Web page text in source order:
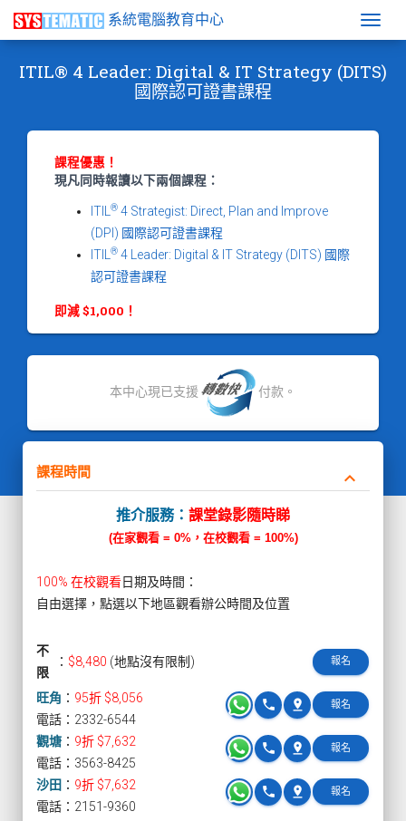
系統電腦教育中心
ITIL® 4 Leader: Digital & IT Strategy (DITS)
國際認可證書課程
課程優惠！
現凡同時報讀以下兩個課程：
ITIL ® 4 Strategist: Direct, Plan and Improve
(DPI) 國際認可證書課程
ITIL
® 4 Leader: Digital & IT Strategy (DITS) 國際
認可證書課程
即減 $1,000！
本中心現已支援 付款。
課程時間 keyboard_arrow_down
推介服務： 課堂錄影隨時睇
(在家觀看 = 0%，在校觀看 = 100%)
100% 在校觀看日期及時間：
自由選擇，點選以下地區觀看辦公時間及位置
不
限
： $8,480 (地點沒有限制) 報名
旺角 ： 95折 $8,056 報名
pin_drop
phone
電話：2332-6544
觀塘 ： 9折 $7,632 報名
pin_drop
phone
電話：3563-8425
沙田 ： 9折 $7,632 報名
pin_drop
phone
電話：2151-9360